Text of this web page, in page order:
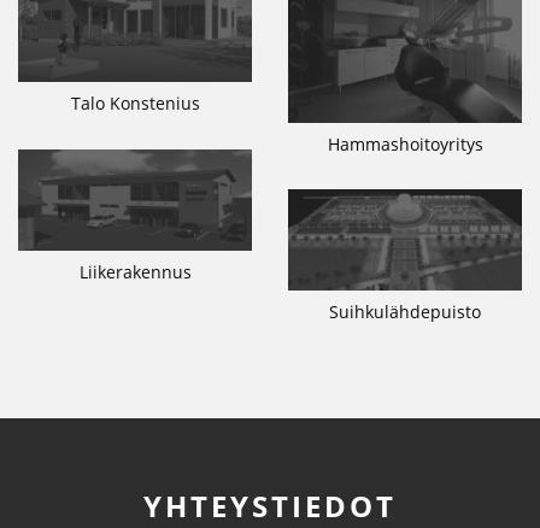
Talo Konstenius
Hammashoitoyritys
Liikerakennus
Suihkulähdepuisto
YHTEYSTIEDOT